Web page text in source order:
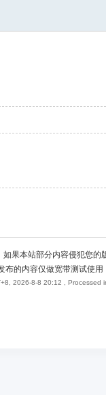
果本站部分内容侵犯您的
布的内容仅做宽带测试使用
2026-8-8 20:12 , Processed